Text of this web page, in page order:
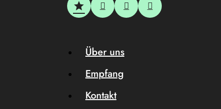
Über uns
Empfang
Kontakt